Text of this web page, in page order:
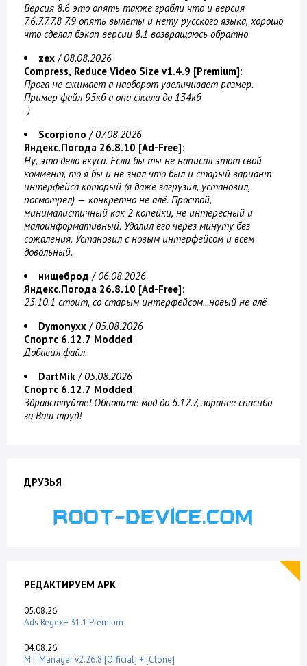
Версия 8.6 это опять также грабли что и версия
7.6.7.7.7.8 7.9 опять вылеты и нету русского языка, хорошо
что сделал бэкап версии 8.1 возвращаюсь обратно
zex /08.08.2026
Compress, Reduce Video Size v1.4.9 [Premium]:
Прога не сжимает а наоборот увеличивает размер.
Пример файл 95кб а она сжала до 134кб
-)
Scorpiono /07.08.2026
Яндекс.Погода 26.8.10 [Ad-Free]:
Ну, это дело вкуса. Если бы ты не написал этот свой
коммент, то я бы и не знал что был и старый вариант
интерфейса который (я даже загрузил, установил,
посмотрел) — конкретно не алё. Простой,
минималистичный как 2 копейки, не интересный и
малоинформативный. Удалил его через минуту без
сожаления. Установил с новым интерфейсом и всем
довольный.
нищеброд /06.08.2026
Яндекс.Погода 26.8.10 [Ad-Free]:
23.10.1 стоит, со старым интерфейсом...новый не алё
Dymonyxx /05.08.2026
Спортс 6.12.7 Modded:
Добавил файл.
DartMik /05.08.2026
Спортс 6.12.7 Modded:
Здравствуйте! Обновите мод до 6.12.7, заранее спасибо
за Ваш труд!
ДРУЗЬЯ
РЕДАКТИРУЕМ APK
05.08.26
Ads Regex+ 31.1 Premium
04.08.26
MT Manager v2.26.8 [Official] + [Clone]